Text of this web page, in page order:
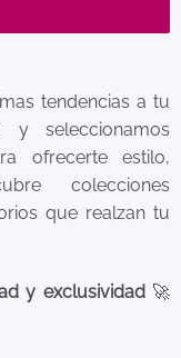
tendencias a tu
seleccionamos
ofrecerte estilo,
colecciones
que realzan tu
y exclusividad🚀